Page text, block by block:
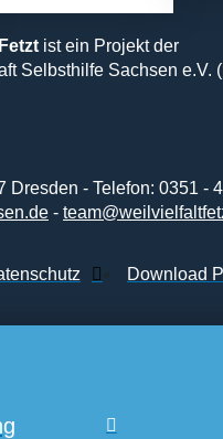
ist ein Projekt der
Selbsthilfe Sachsen e.V.
Dresden - Telefon: 0351 -
-
Download